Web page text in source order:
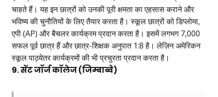
चाहते हैं। यह इन छात्रों को उनकी पूरी क्षमता का एहसास कराने और
भविष्य की चुनौतियों के लिए तैयार करता है। स्कूल छात्रों को डिप्लोमा,
एपी (AP) और बैचलर कार्यक्रम प्रदान करता है। इसमें लगभग 7,000
सफल पूर्व छात्र हैं और छात्र-शिक्षक अनुपात 1:8 है। लेज़िन अमेरिकन
स्कूल पाठ्येतर कार्यक्रमों की भी प्रचुरता प्रदान करता है।
9. सेंट जॉर्ज कॉलेज (जिम्बाब्वे)